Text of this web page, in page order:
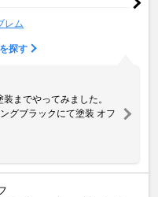
レム
探す
までやってみました。
グブラックにて塗装 オフ